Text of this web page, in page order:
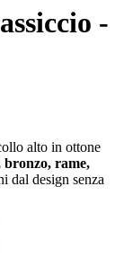
-
alto in ottone
bronzo, rame,
dal design senza